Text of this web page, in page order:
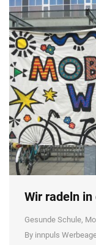
Wir radeln in
Gesunde Schule,
By innpuls